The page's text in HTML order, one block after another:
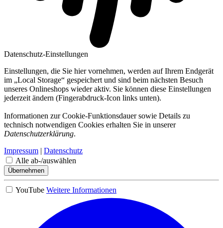
Datenschutz-Einstellungen
Einstellungen, die Sie hier vornehmen, werden auf Ihrem Endgerät
im „Local Storage“ gespeichert und sind beim nächsten Besuch
unseres Onlineshops wieder aktiv. Sie können diese Einstellungen
jederzeit ändern (Fingerabdruck-Icon links unten).
Informationen zur Cookie-Funktionsdauer sowie Details zu
technisch notwendigen Cookies erhalten Sie in unserer
Datenschutzerklärung.
Impressum | Datenschutz
Alle ab-/auswählen
Übernehmen
YouTube Weitere Informationen